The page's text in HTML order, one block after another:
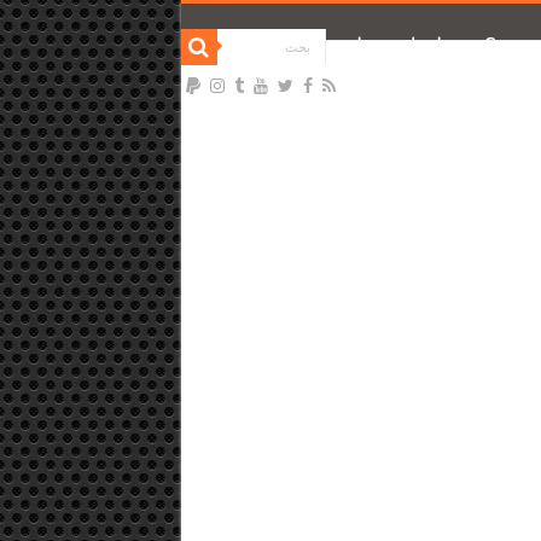
؟ تواصل معنا